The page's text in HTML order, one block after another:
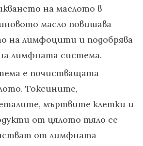
на маслото в
масло повишава
на лимфоцити и подобрява
лимфната система.
е почистващата
Токсините,
мъртвите клетки и
от цялото тяло се
от лимфната